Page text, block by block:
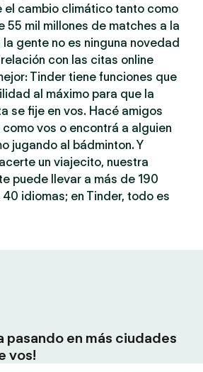
el cambio climático tanto como
55 mil millones de matches a la
gente no es ninguna novedad
con las citas online
Tinder tiene funciones que
al máximo para que la
se fije en vos. Hacé amigos
vos o encontrá a alguien
jugando al bádminton. Y
un viajecito, nuestra
puede llevar a más de 190
idiomas; en Tinder, todo es
pasando en más ciudades
vos!